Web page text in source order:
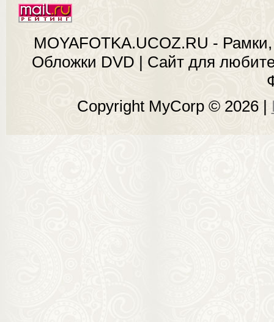
MOYAFOTKA.UCOZ.RU -
Обложки DVD | Сайт для
Copyright MyCorp © 2026 |